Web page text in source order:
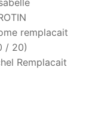
remplacait
/ 20)
Remplacait